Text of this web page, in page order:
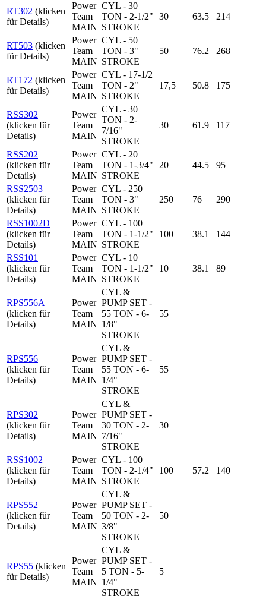
RT302 (klicken
für Details)
Power
Team
MAIN
CYL - 30
TON - 2-1/2"
STROKE
30 63.5 214
RT503 (klicken
für Details)
Power
Team
MAIN
CYL - 50
TON - 3"
STROKE
50 76.2 268
RT172 (klicken
für Details)
Power
Team
MAIN
CYL - 17-1/2
TON - 2"
STROKE
17,5 50.8 175
RSS302
(klicken für
Details)
Power
Team
MAIN
CYL - 30
TON - 2-
7/16"
STROKE
30 61.9 117
RSS202
(klicken für
Details)
Power
Team
MAIN
CYL - 20
TON - 1-3/4"
STROKE
20 44.5 95
RSS2503
(klicken für
Details)
Power
Team
MAIN
CYL - 250
TON - 3"
STROKE
250 76 290
RSS1002D
(klicken für
Details)
Power
Team
MAIN
CYL - 100
TON - 1-1/2"
STROKE
100 38.1 144
RSS101
(klicken für
Details)
Power
Team
MAIN
CYL - 10
TON - 1-1/2"
STROKE
10 38.1 89
RPS556A
(klicken für
Details)
Power
Team
MAIN
CYL &
PUMP SET -
55 TON - 6-
1/8"
STROKE
55
RPS556
(klicken für
Details)
Power
Team
MAIN
CYL &
PUMP SET -
55 TON - 6-
1/4"
STROKE
55
RPS302
(klicken für
Details)
Power
Team
MAIN
CYL &
PUMP SET -
30 TON - 2-
7/16"
STROKE
30
RSS1002
(klicken für
Details)
Power
Team
MAIN
CYL - 100
TON - 2-1/4"
STROKE
100 57.2 140
RPS552
(klicken für
Details)
Power
Team
MAIN
CYL &
PUMP SET -
50 TON - 2-
3/8"
STROKE
50
RPS55 (klicken
für Details)
Power
Team
MAIN
CYL &
PUMP SET -
5 TON - 5-
1/4"
STROKE
5